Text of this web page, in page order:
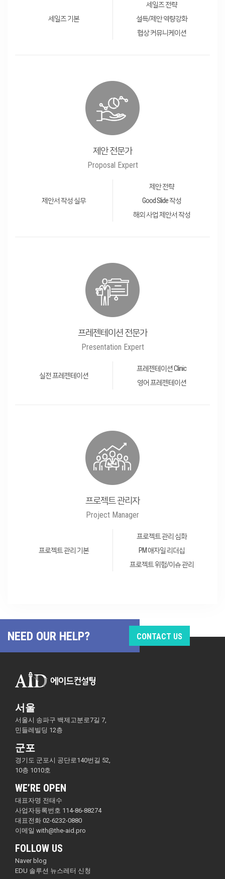
세일즈 기본
세일즈 전략
설득/제안 역량강화
협상 커뮤니케이션
제안 전문가
Proposal Expert
제안서 작성 실무
제안 전략
Good Slide 작성
해외 사업 제안서 작성
프레젠테이션 전문가
Presentation Expert
실전 프레젠테이션
프레젠테이션 Clinic
영어 프레젠테이션
프로젝트 관리자
Project Manager
프로젝트 관리 기본
프로젝트 관리 심화
PM 애자일 리더십
프로젝트 위험/이슈 관리
NEED OUR HELP? CONTACT US
서울
서울시 송파구 백제고분로7길 7,
민들레빌딩 12층
군포
경기도 군포시 공단로140번길 52,
10층 1010호
WE’RE OPEN
대표자명 전태수
사업자등록번호 114-86-88274
대표전화 02-6232-0880
이메일 with@the-aid.pro
FOLLOW US
Naver blog
EDU 솔루션 뉴스레터 신청